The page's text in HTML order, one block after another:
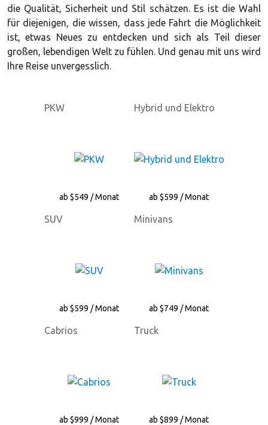
die Qualität, Sicherheit und Stil schätzen. Es ist die Wahl
für diejenigen, die wissen, dass jede Fahrt die Möglichkeit
ist, etwas Neues zu entdecken und sich als Teil dieser
großen, lebendigen Welt zu fühlen. Und genau mit uns wird
Ihre Reise unvergesslich.
PKW
ab $549 / Monat
Hybrid und Elektro
ab $599 / Monat
SUV
ab $599 / Monat
Minivans
ab $749 / Monat
Cabrios
ab $999 / Monat
Truck
ab $899 / Monat